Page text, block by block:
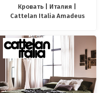
Кровать | Италия |
Cattelan Italia Amadeus